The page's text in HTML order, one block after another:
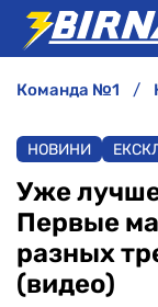
АНАЛІТИКА
ІНТЕРВ'Ю
РІЗНЕ
команда №1
НОВИНИ
Уже
Первые
разных
(видео)